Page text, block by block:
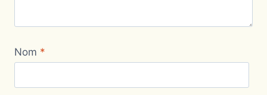
Nom *